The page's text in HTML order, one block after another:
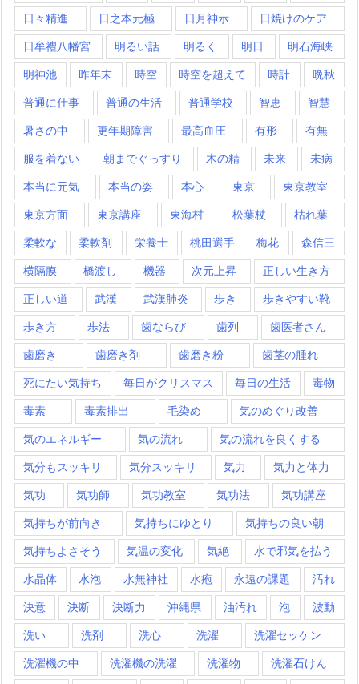
日々精進 日之本元極 日月神示 日焼けのケア
日牟禮八幡宮 明るい話 明るく 明日 明石海峡
明神池 昨年末 時空 時空を超えて 時計 晩秋
普通に仕事 普通の生活 普通学校 智恵 智慧
暑さの中 更年期障害 最高血圧 有形 有無
服を着ない 朝までぐっすり 木の精 未来 未病
本当に元気 本当の姿 本心 東京 東京教室
東京方面 東京講座 東海村 松葉杖 枯れ葉
柔軟な 柔軟剤 栄養士 桃田選手 梅花 森信三
横隔膜 橋渡し 機器 次元上昇 正しい生き方
正しい道 武漢 武漢肺炎 歩き 歩きやすい靴
歩き方 歩法 歯ならび 歯列 歯医者さん
歯磨き 歯磨き剤 歯磨き粉 歯茎の腫れ
死にたい気持ち 毎日がクリスマス 毎日の生活 毒物
毒素 毒素排出 毛染め 気のめぐり改善
気のエネルギー 気の流れ 気の流れを良くする
気分もスッキリ 気分スッキリ 気力 気力と体力
気功 気功師 気功教室 気功法 気功講座
気持ちが前向き 気持ちにゆとり 気持ちの良い朝
気持ちよさそう 気温の変化 気絶 水で邪気を払う
水晶体 水泡 水無神社 水疱 永遠の課題 汚れ
決意 決断 決断力 沖縄県 油汚れ 泡 波動
洗い 洗剤 洗心 洗濯 洗濯セッケン
洗濯機の中 洗濯機の洗濯 洗濯物 洗濯石けん